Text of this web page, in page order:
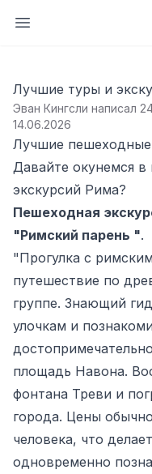
Открыть боковую
Лучшие туры и
Эван Кингсли написал
14.06.2026
Лучшие пешеходные
Давайте окунемся
экскурсий Рима?
Пешеходная
"Римский парень ".
"Прогулка с
путешествие по
группе. Знающий
улочкам и
площадь Навона.
фонтана Треви и
города. Цены
человека, что
одновременно